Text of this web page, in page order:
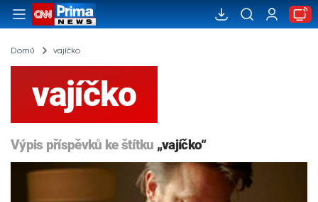
Domů vajíčko
vajíčko
Výpis příspěvků ke štítku „vajíčko“